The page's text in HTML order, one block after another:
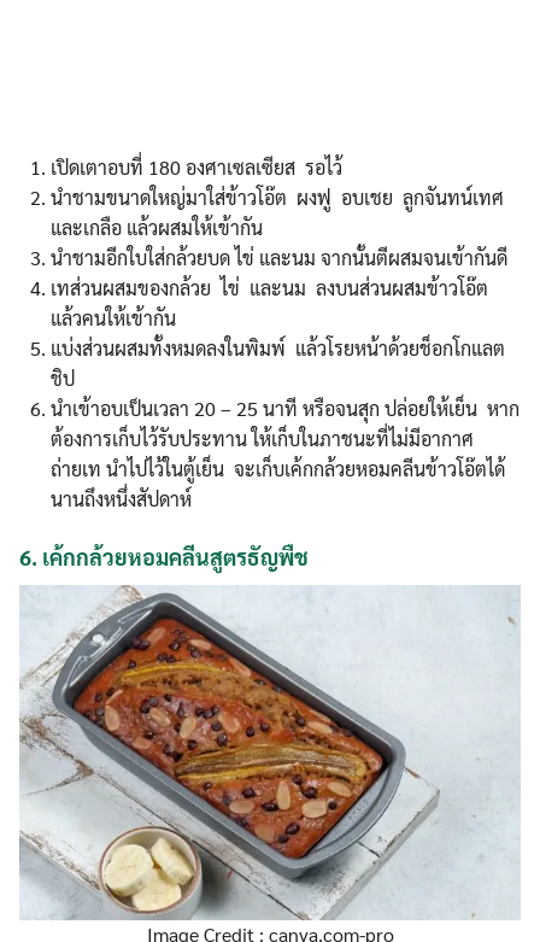
เปิดเตาอบที่ 180 องศาเซลเซียส รอไว้
นำชามขนาดใหญ่มาใส่ข้าวโอ๊ต ผงฟู อบเชย ลูกจันทน์เทศ
และเกลือ แล้วผสมให้เข้ากัน
นำชามอีกใบใส่กล้วยบด ไข่ และนม จากนั้นตีผสมจนเข้ากันดี
เทส่วนผสมของกล้วย ไข่ และนม ลงบนส่วนผสมข้าวโอ๊ต
แล้วคนให้เข้ากัน
แบ่งส่วนผสมทั้งหมดลงในพิมพ์ แล้วโรยหน้าด้วยช็อกโกแลต
ชิป
นำเข้าอบเป็นเวลา 20 – 25 นาที หรือจนสุก ปล่อยให้เย็น หาก
ต้องการเก็บไว้รับประทาน ให้เก็บในภาชนะที่ไม่มีอากาศ
ถ่ายเท นำไปไว้ในตู้เย็น จะเก็บเค้กกล้วยหอมคลีนข้าวโอ๊ตได้
นานถึงหนึ่งสัปดาห์
6. เค้กกล้วยหอมคลีนสูตรธัญพืช
Image Credit : canva.com-pro